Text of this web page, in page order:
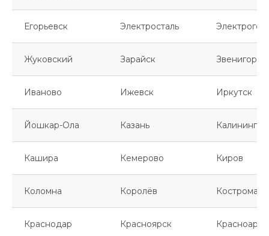
Егорьевск Электросталь
Жуковский Зарайск Звенигород
Иваново Ижевск Иркутск
Йошкар-Ола Казань
Кашира Кемерово Киров
Коломна Королёв Кострома
Краснодар Красноярск